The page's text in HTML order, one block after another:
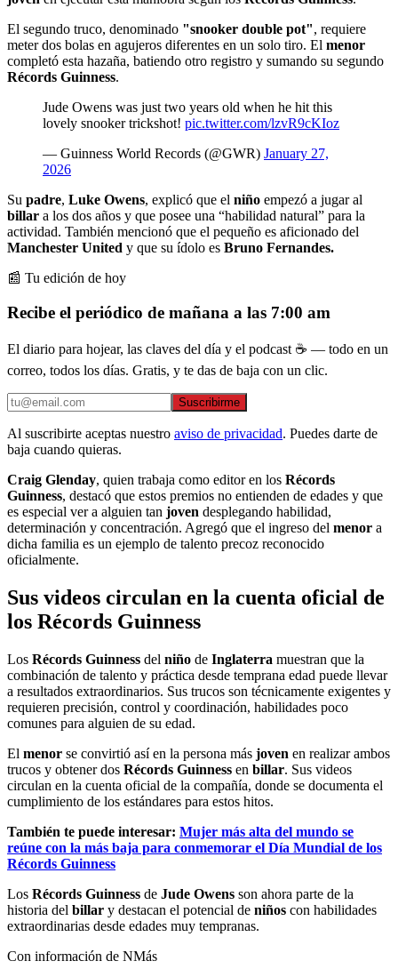
El segundo truco, denominado "snooker double pot", requiere
meter dos bolas en agujeros diferentes en un solo tiro. El menor
completó esta hazaña, batiendo otro registro y sumando su segundo
Récords Guinness.
Jude Owens was just two years old when he hit this
lovely snooker trickshot! pic.twitter.com/lzvR9cKIoz
— Guinness World Records (@GWR) January 27,
2026
Su padre, Luke Owens, explicó que el niño empezó a jugar al
billar a los dos años y que posee una “habilidad natural” para la
actividad. También mencionó que el pequeño es aficionado del
Manchester United y que su ídolo es Bruno Fernandes.
📰 Tu edición de hoy
Recibe el periódico de mañana a las 7:00 am
El diario para hojear, las claves del día y el podcast ☕ — todo en un
correo, todos los días. Gratis, y te das de baja con un clic.
Suscribirme
Al suscribirte aceptas nuestro aviso de privacidad. Puedes darte de
baja cuando quieras.
Craig Glenday, quien trabaja como editor en los Récords
Guinness, destacó que estos premios no entienden de edades y que
es especial ver a alguien tan joven desplegando habilidad,
determinación y concentración. Agregó que el ingreso del menor a
dicha familia es un ejemplo de talento precoz reconocido
oficialmente.
Sus videos circulan en la cuenta oficial de
los Récords Guinness
Los Récords Guinness del niño de Inglaterra muestran que la
combinación de talento y práctica desde temprana edad puede llevar
a resultados extraordinarios. Sus trucos son técnicamente exigentes y
requieren precisión, control y coordinación, habilidades poco
comunes para alguien de su edad.
El menor se convirtió así en la persona más joven en realizar ambos
trucos y obtener dos Récords Guinness en billar. Sus videos
circulan en la cuenta oficial de la compañía, donde se documenta el
cumplimiento de los estándares para estos hitos.
También te puede interesar: Mujer más alta del mundo se
reúne con la más baja para conmemorar el Día Mundial de los
Récords Guinness
Los Récords Guinness de Jude Owens son ahora parte de la
historia del billar y destacan el potencial de niños con habilidades
extraordinarias desde edades muy tempranas.
Con información de NMás